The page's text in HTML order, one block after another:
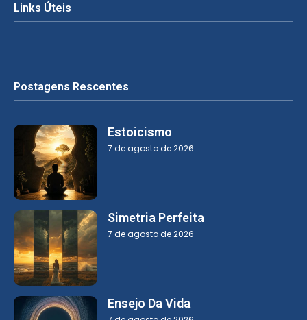
Links Úteis
Postagens Rescentes
Estoicismo
7 de agosto de 2026
Simetria Perfeita
7 de agosto de 2026
Ensejo Da Vida